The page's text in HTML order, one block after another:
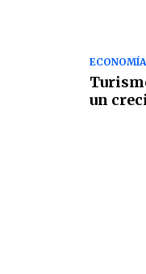
ECONOMÍA
un